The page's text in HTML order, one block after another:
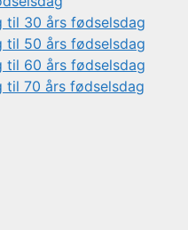
til 30 års fødselsdag
til 50 års fødselsdag
til 60 års fødselsdag
til 70 års fødselsdag